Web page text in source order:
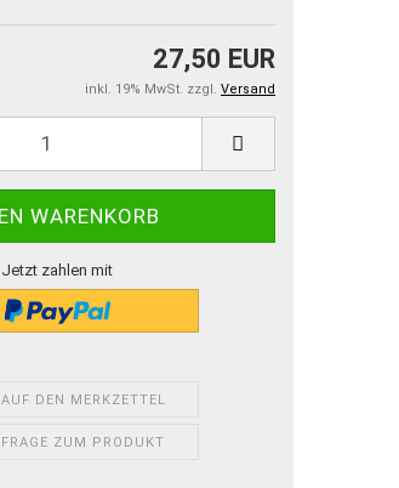
27,50 EUR
inkl. 19% MwSt. zzgl. Versand
Jetzt zahlen mit
AUF DEN MERKZETTEL
FRAGE ZUM PRODUKT